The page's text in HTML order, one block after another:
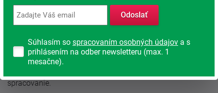
samotný matrac a lamely, ale aj ich pružné uloženie.
Výsledkom je citlivejšia reakcia na zaťaženie a príjemnejší
pocit pri ležaní.
Široké koncové lamelynavyše stabilizujú matrac po celej
dĺžke a pomáhajú obmedziť namáhanie jej okrajov.
Moderné antracitovo-strieborné prevedenie dodáva roštu
spracovanie.
Odoslať
Súhlasím so spracovaním osobných údajov a s
prihlásením na odber newsletteru (max. 1
mesačne).